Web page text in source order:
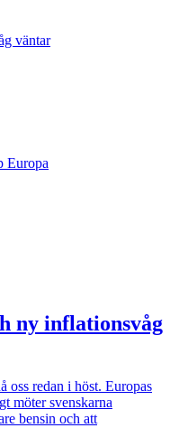
väntar
Europa
ny inflationsvåg
oss redan i höst. Europas
möter svenskarna
bensin och att